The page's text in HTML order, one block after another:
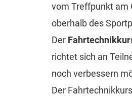
vom Treffpunkt am
oberhalb des
Der
richtet sich an
noch verbessern
Der